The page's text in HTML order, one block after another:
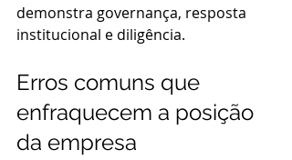
demonstra governança, resposta
institucional e diligência.
Erros comuns que
enfraquecem a posição
da empresa